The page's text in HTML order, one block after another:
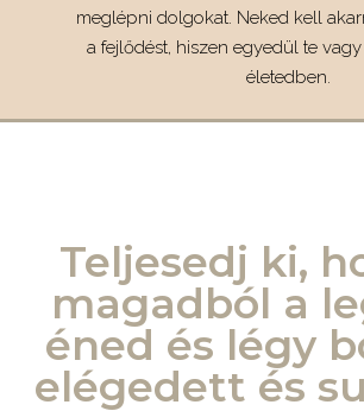
meglépni dolgokat. Neked kell
a fejlődést, hiszen egyedül te
életedben.
Teljesedj ki,
magadból a
éned és légy
elégedett és